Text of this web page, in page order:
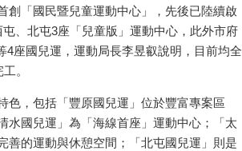
創「國民暨兒童運動中心」，先後已陸續啟
屯、北屯3座「兒童版」運動中心，此外市府
4座國兒運，運動局長李昱叡說明，目前均全
。
色，包括「豐原國兒運」位於豐富專案區
水國兒運」為「海線首座」運動中心；「太
善的運動與休憩空間；「北屯國兒運」則是